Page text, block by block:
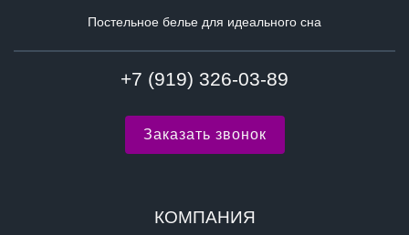
Постельное белье для идеального сна
+7 (919) 326-03-89
Заказать звонок
КОМПАНИЯ